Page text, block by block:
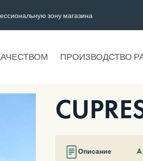
зону магазина
ПРОИЗВОДСТВО
Описание